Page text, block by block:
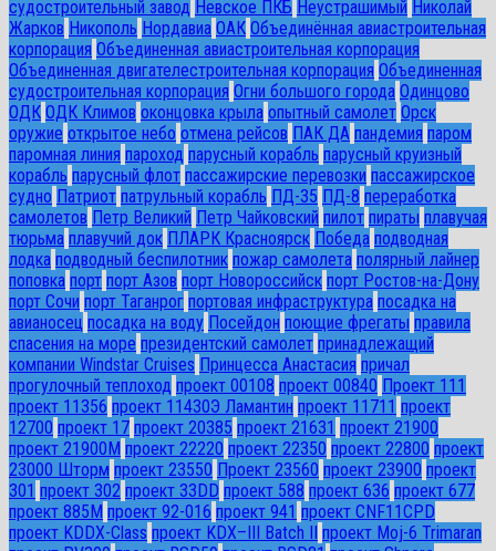
судостроительный завод Невское ПКБ Неустрашимый Николай
Жарков Никополь Нордавиа ОАК Объединённая авиастроительная
корпорация Объединенная авиастроительная корпорация
Объединенная двигателестроительная корпорация Объединенная
судостроительная корпорация Огни большого города Одинцово
ОДК ОДК Климов оконцовка крыла опытный самолет Орск
оружие открытое небо отмена рейсов ПАК ДА пандемия паром
паромная линия пароход парусный корабль парусный круизный
корабль парусный флот пассажирские перевозки пассажирское
судно Патриот патрульный корабль ПД-35 ПД-8 переработка
самолетов Петр Великий Петр Чайковский пилот пираты плавучая
тюрьма плавучий док ПЛАРК Красноярск Победа подводная
лодка подводный беспилотник пожар самолета полярный лайнер
поповка порт порт Азов порт Новороссийск порт Ростов-на-Дону
порт Сочи порт Таганрог портовая инфраструктура посадка на
авианосец посадка на воду Посейдон поющие фрегаты правила
спасения на море президентский самолет принадлежащий
компании Windstar Cruises Принцесса Анастасия причал
прогулочный теплоход проект 00108 проект 00840 Проект 111
проект 11356 проект 11430Э Ламантин проект 11711 проект
12700 проект 17 проект 20385 проект 21631 проект 21900
проект 21900М проект 22220 проект 22350 проект 22800 проект
23000 Шторм проект 23550 Проект 23560 проект 23900 проект
301 проект 302 проект 33DD проект 588 проект 636 проект 677
проект 885М проект 92-016 проект 941 проект CNF11CPD
проект KDDX-Class проект KDX–III Batch II
проект Moj-6 Trimaran